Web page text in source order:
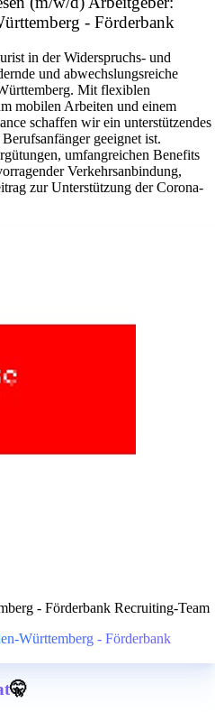
- Förderbank
in der Widerspruchs- und
und abwechslungsreiche
Mit flexiblen
mobilen Arbeiten und einem
schaffen wir ein unterstützendes
geeignet ist.
umfangreichen Benefits
Verkehrsanbindung,
zur Unterstützung der Corona-
- Förderbank Recruiting-Team
Württemberg - Förderbank
🤫